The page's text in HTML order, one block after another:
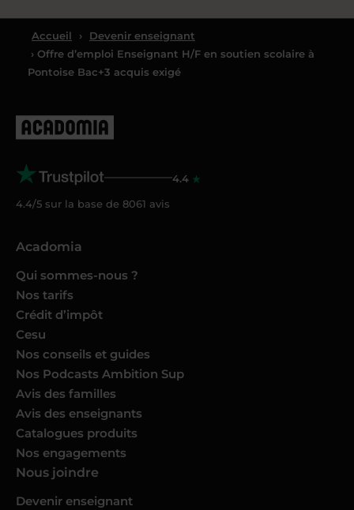
Accueil ›
Devenir enseignant
› Offre d’emploi Enseignant H/F en soutien scolaire à
Pontoise Bac+3 acquis exigé
4.4
4.4/5 sur la base de 8061 avis
Acadomia
Qui sommes-nous ?
Nos tarifs
Crédit d’impôt
Cesu
Nos conseils et guides
Nos Podcasts Ambition Sup
Avis des familles
Avis des enseignants
Catalogues produits
Nos engagements
Nous joindre
Devenir enseignant